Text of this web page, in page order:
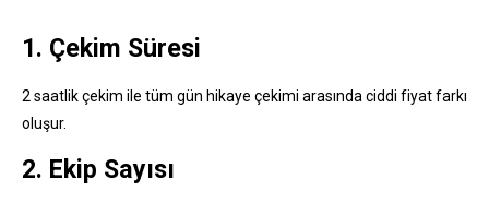
1. Çekim Süresi
2 saatlik çekim ile tüm gün hikaye çekimi arasında ciddi fiyat farkı
oluşur.
2. Ekip Sayısı